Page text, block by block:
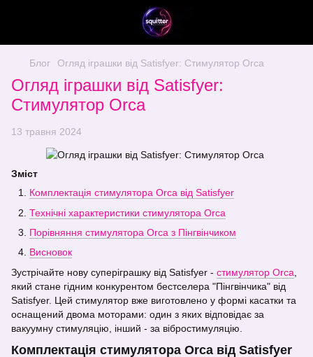
Блог Огляд іграшки від Satisfyer: Стимулятор Orca
Огляд іграшки від Satisfyer:
Стимулятор Orca
13 травня 2024
Зміст
Комплектація стимулятора Orca від Satisfyer
Технічні характеристики стимулятора Orca
Порівняння стимулятора Orca з Пінгвінчиком
Висновок
Зустрічайте нову суперіграшку від Satisfyer - стимулятор Orca
який стане гідним конкурентом бестселера "Пінгвінчика" від
Satisfyer. Цей стимулятор вже виготовлено у формі касатки та
оснащений двома моторами: один з яких відповідає за
вакуумну стимуляцію, інший - за вібростимуляцію.
Комплектація стимулятора Orca від Satisfyer